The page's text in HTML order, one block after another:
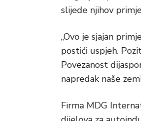
slijede njihov
„Ovo je sjajan
postići uspjeh.
Povezanost
napredak naše
Firma MDG